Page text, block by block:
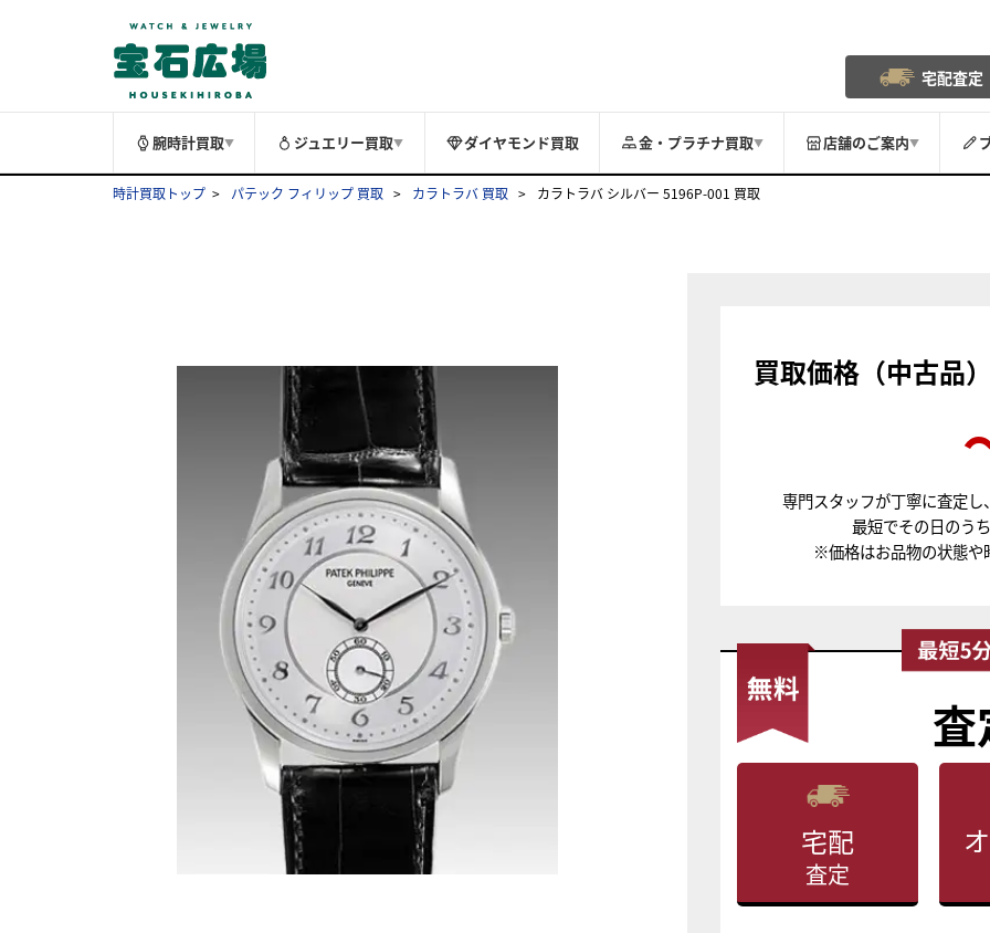
宅配査定
腕時計買取▼ ジュエリー買取▼ ダイヤモンド買取 金・プラチナ買取▼ 店舗のご案内▼
時計買取トップ パテック フィリップ 買取 カラトラバ 買取 カラトラバ シルバー 5196P-001 買取
買取価格（中古品
専門スタッフが丁寧に査定
最短でその日のう
※価格はお品物の状態や
宅配
査定